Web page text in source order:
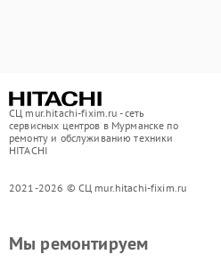
СЦ mur.hitachi-fixim.ru - сеть
сервисных центров в Мурманске по
ремонту и обслуживанию техники
HITACHI
2021-2026 © СЦ mur.hitachi-fixim.ru
Мы ремонтируем